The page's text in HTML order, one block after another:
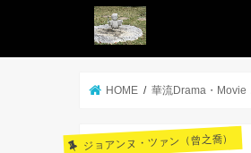
HOME 華流Drama・Movie
ジョアンヌ・ツァン（曾之喬）